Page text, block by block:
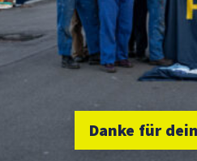
Danke für